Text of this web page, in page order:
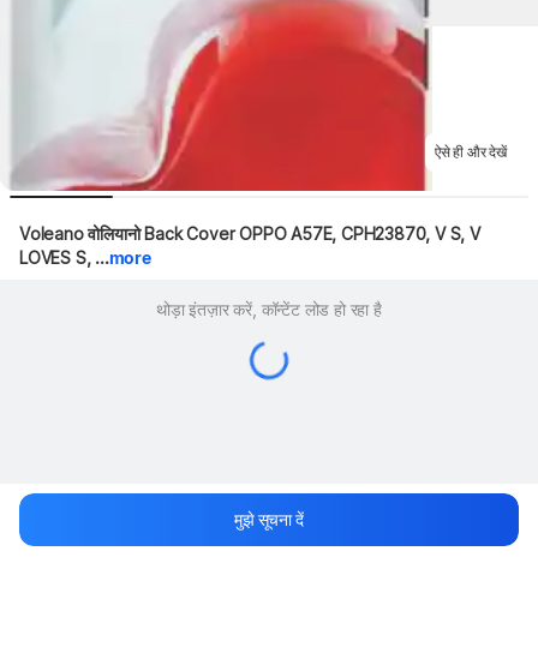
ऐसे ही और देखें
Voleano वोलियानो Back Cover OPPO A57E, CPH23870, V S, V
LOVES S, ...more
थोड़ा इंतज़ार करें, कॉन्टेंट लोड हो रहा है
मुझे सूचना दें